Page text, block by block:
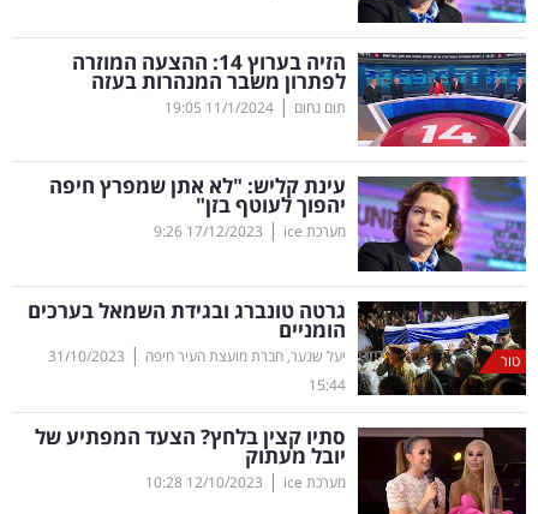
ספורט
קריירה
ולימודים
מינויים
רייטינג
רכב
בריאות
תרבות
ופנאי
תיירות
הזיה בערוץ 14: ההצעה המוזרה
לפתרון משבר המנהרות בעזה
תום נחום |
11/1/2024
19:05
עינת קליש: "לא אתן שמפרץ חיפה
יהפוך לעוטף בזן"
מערכת ice |
17/12/2023
9:26
טור
גרטה טונברג ובגידת השמאל בערכים
הומניים
יעל שנער, חברת מועצת העיר חיפה |
31/10/2023
15:44
סתיו קצין בלחץ? הצעד המפתיע של
יובל מעתוק
מערכת ice |
12/10/2023
10:28